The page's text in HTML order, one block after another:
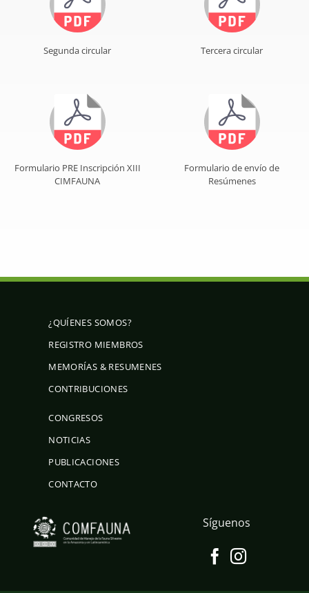
Segunda circular Tercera circular
Formulario PRE Inscripción XIII
CIMFAUNA
Formulario de envío de
Resúmenes
¿QUÍENES SOMOS?
REGISTRO MIEMBROS
MEMORÍAS & RESUMENES
CONTRIBUCIONES
CONGRESOS
NOTICIAS
PUBLICACIONES
CONTACTO
Síguenos